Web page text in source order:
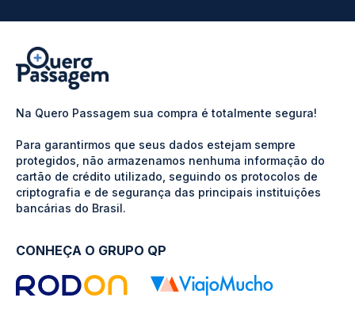
Na Quero Passagem sua compra é totalmente segura!
Para garantirmos que seus dados estejam sempre
protegidos, não armazenamos nenhuma informação do
cartão de crédito utilizado, seguindo os protocolos de
criptografia e de segurança das principais instituições
bancárias do Brasil.
CONHEÇA O GRUPO QP